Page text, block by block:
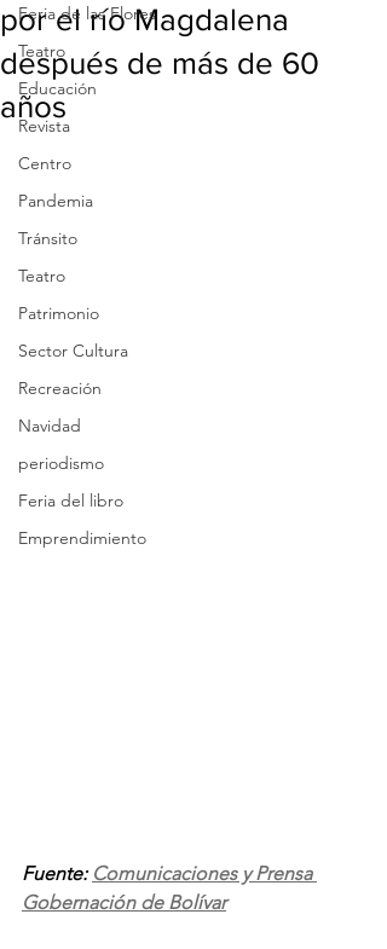
Feria de las Flores
Teatro
Educación
Revista
Centro
Pandemia
Tránsito
Teatro
Patrimonio
Sector Cultura
Recreación
Navidad
periodismo
Feria del libro
Emprendimiento
por el río Magdalena
después de más de 60
años
Fuente: Comunicaciones y Prensa
Gobernación de Bolívar